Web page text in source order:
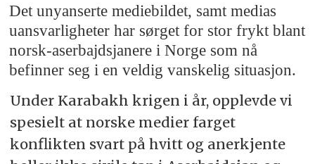
Det unyanserte mediebildet, samt medias
uansvarligheter har sørget for stor frykt blant
norsk-aserbajdsjanere i Norge som nå
befinner seg i en veldig vanskelig situasjon.
Under Karabakh krigen i år, opplevde vi
spesielt at norske medier farget
konflikten svart på hvitt og anerkjente